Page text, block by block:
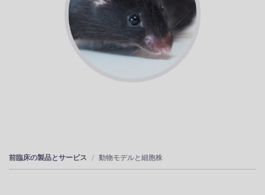
前臨床の製品とサービス 動物モデルと細胞株